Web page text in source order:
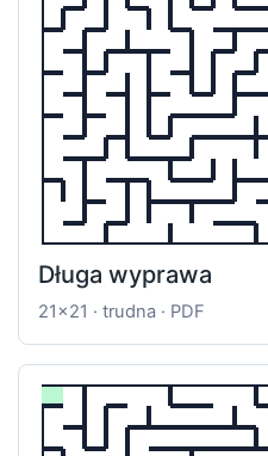
Długa wyprawa
21x21 · trudna · PDF